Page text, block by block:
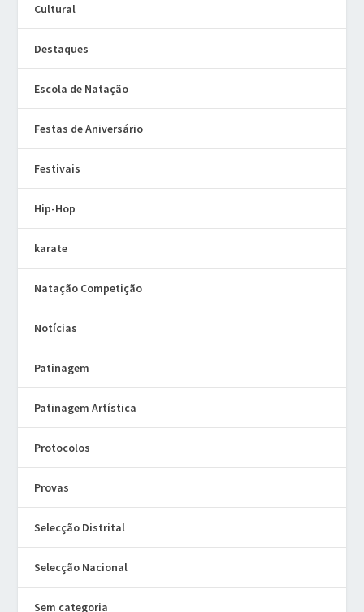
Cultural
Destaques
Escola de Natação
Festas de Aniversário
Festivais
Hip-Hop
karate
Natação Competição
Notícias
Patinagem
Patinagem Artística
Protocolos
Provas
Selecção Distrital
Selecção Nacional
Sem categoria